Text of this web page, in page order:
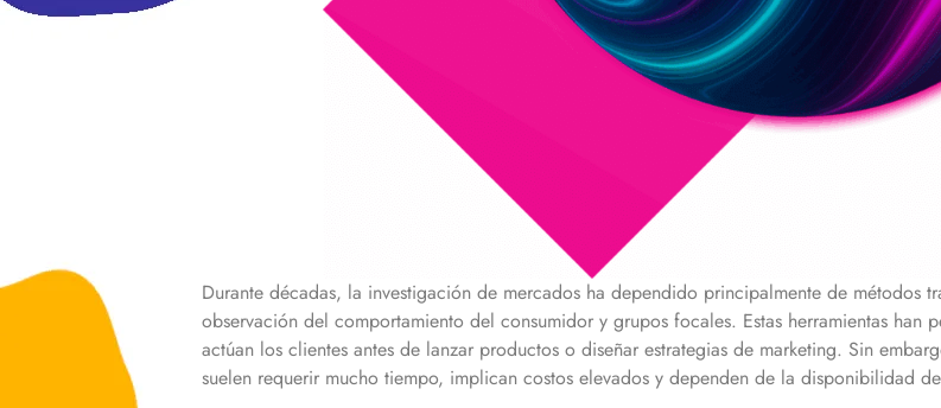
Durante décadas, la investigación de mercados ha dependido principalmente de métodos
observación del comportamiento del consumidor y grupos focales. Estas herramientas han
actúan los clientes antes de lanzar productos o diseñar estrategias de marketing. Sin
suelen requerir mucho tiempo, implican costos elevados y dependen de la disponibilidad